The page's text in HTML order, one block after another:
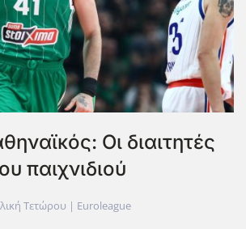
Οι διαιτητές
παιχνιδιού
Τετώρου | Euroleague